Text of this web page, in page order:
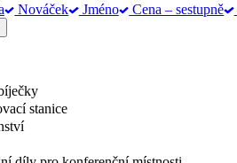
Nováček Jméno Cena – sestupně
stanice